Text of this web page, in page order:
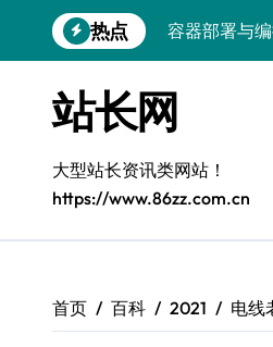
到
热点
容器部署与
Windows前
Windows下
5G赋能电商
容器化+K8s
5G引领新时
站长网
大型站长资讯类网站！
https://www.86zz.com.cn
首页 百科 2021 电线